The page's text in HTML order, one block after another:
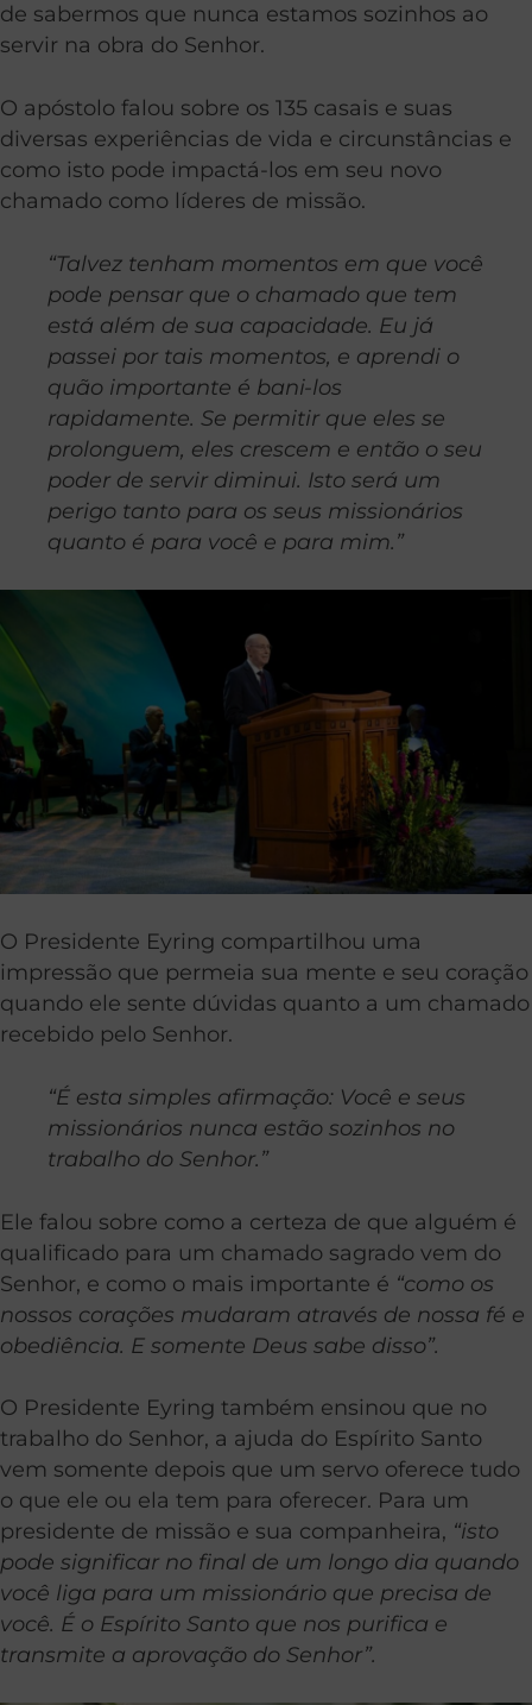
de sabermos que nunca estamos sozinhos ao
servir na obra do Senhor.
O apóstolo falou sobre os 135 casais e suas
diversas experiências de vida e circunstâncias e
como isto pode impactá-los em seu novo
chamado como líderes de missão.
“Talvez tenham momentos em que você
pode pensar que o chamado que tem
está além de sua capacidade. Eu já
passei por tais momentos, e aprendi o
quão importante é bani-los
rapidamente. Se permitir que eles se
prolonguem, eles crescem e então o seu
poder de servir diminui. Isto será um
perigo tanto para os seus missionários
quanto é para você e para mim.”
O Presidente Eyring compartilhou uma
impressão que permeia sua mente e seu coração
quando ele sente dúvidas quanto a um chamado
recebido pelo Senhor.
“É esta simples afirmação: Você e seus
missionários nunca estão sozinhos no
trabalho do Senhor.”
Ele falou sobre como a certeza de que alguém é
qualificado para um chamado sagrado vem do
Senhor, e como o mais importante é “como os
nossos corações mudaram através de nossa fé e
obediência. E somente Deus sabe disso”.
O Presidente Eyring também ensinou que no
trabalho do Senhor, a ajuda do Espírito Santo
vem somente depois que um servo oferece tudo
o que ele ou ela tem para oferecer. Para um
presidente de missão e sua companheira, “isto
pode significar no final de um longo dia quando
você liga para um missionário que precisa de
você. É o Espírito Santo que nos purifica e
transmite a aprovação do Senhor”.